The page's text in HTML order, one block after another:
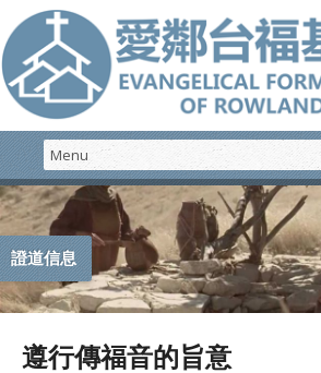
證道信息
遵行傳福音的旨意